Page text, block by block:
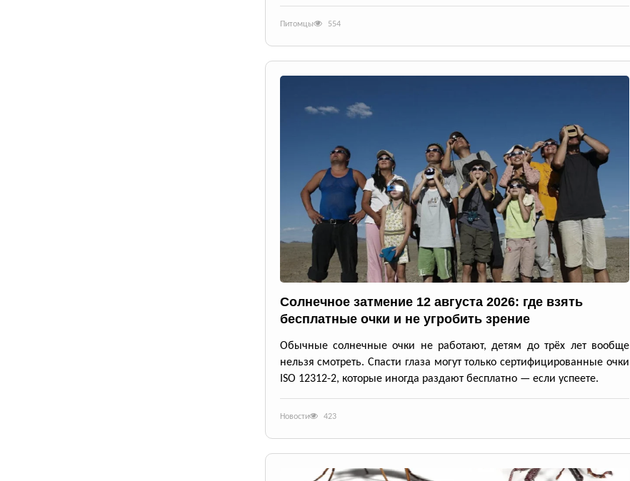
Питомцы 554
Солнечное затмение 12 августа 2026: где взять
бесплатные очки и не угробить зрение
Обычные солнечные очки не работают, детям до трёх лет вообще
нельзя смотреть. Спасти глаза могут только сертифицированные очки
ISO 12312-2, которые иногда раздают бесплатно — если успеете.
Новости 423